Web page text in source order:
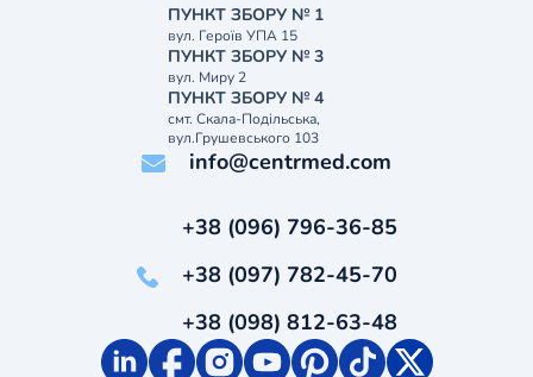
ПУНКТ ЗБОРУ № 1
вул. Героїв УПА 15
ПУНКТ ЗБОРУ № 3
вул. Миру 2
ПУНКТ ЗБОРУ № 4
смт. Скала-Подільська,
вул.Грушевського 103
info@centrmed.com
+38 (096) 796-36-85
+38 (097) 782-45-70
+38 (098) 812-63-48